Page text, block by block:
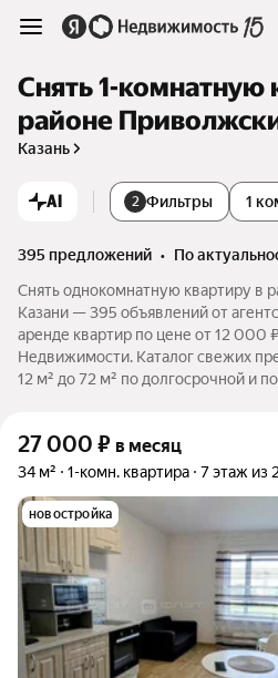
Снять 1-комнатную
районе
Казань
AI 2 Фильтры 1
395 предложений •
по
Снять однокомнатную квартиру в
Казани — 395 объявлений от
аренде квартир по цене от 12 000
Недвижимости. Каталог свежих
12 м² до 72 м² по долгосрочной и
27 000 ₽ в месяц
34 м² 1-комн. квартира 7 этаж из
новостройка